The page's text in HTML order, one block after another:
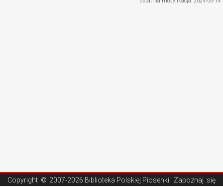
Copyright © 2007-2026 Biblioteka Polskiej Piosenki . Zapoznaj się